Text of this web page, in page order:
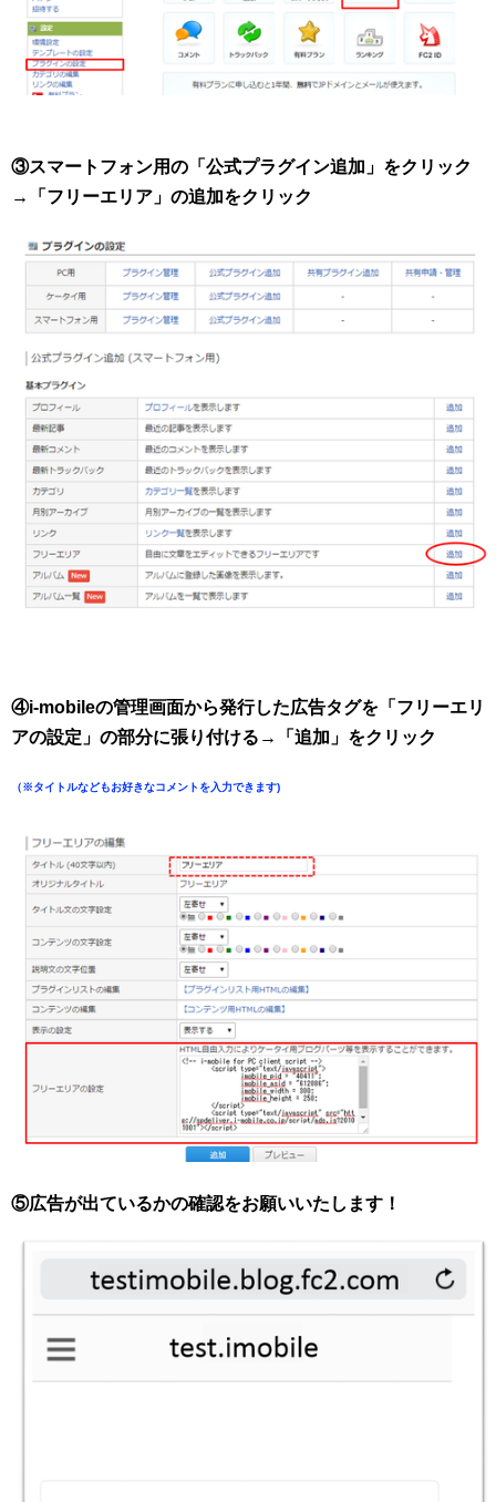
③スマートフォン用の「公式プラグイン追加」をクリック
→「フリーエリア」の追加をクリック
④i-mobileの管理画面から発行した広告タグを「フリーエリ
アの設定」の部分に張り付ける→「追加」をクリック
（※タイトルなどもお好きなコメントを入力できます)
⑤広告が出ているかの確認をお願いいたします！